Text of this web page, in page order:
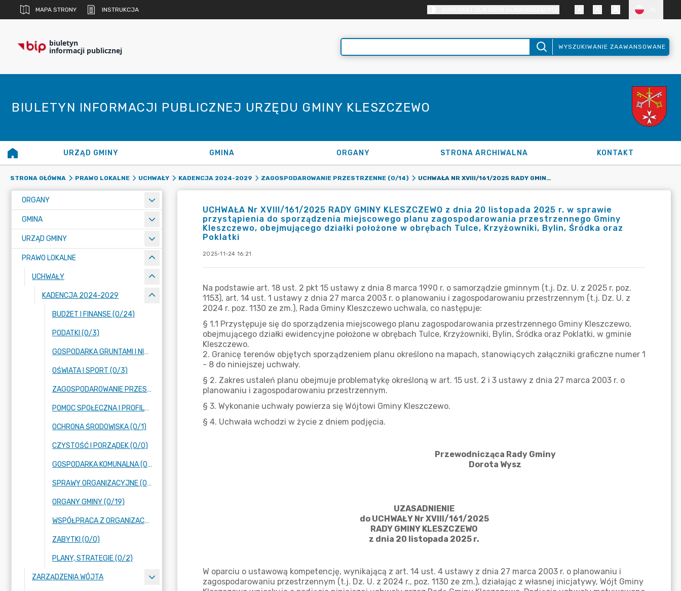
MAPA STRONY INSTRUKCJA
biuletyn
informacji publicznej WYSZUKIWANIE ZAAWANSOWANE
BIULETYN INFORMACJI PUBLICZNEJ URZĘDU GMINY KLESZCZEWO
URZĄD GMINY GMINA ORGANY STRONA ARCHIWALNA KONTAKT
STRONA GŁÓWNA PRAWO LOKALNE UCHWAŁY KADENCJA 2024-2029 ZAGOSPODAROWANIE PRZESTRZENNE (0/14) UCHWAŁA NR XVIII/161/2025 RADY GMINY KLESZCZEWO Z DNIA 20 LISTOPADA 2025 R. W SPRAWIE PRZYSTĄPIENIA DO SPORZĄDZENIA MIEJSCOWEGO PLANU ZAGOSPODAROWANIA PRZESTRZENNEGO GMINY KLESZCZEWO, OBEJMUJĄCEGO DZIAŁKI POŁOŻONE W OBRĘBACH TULCE, KRZYŻOWNIKI, BYLIN, ŚRÓDKA ORAZ POKLATKI
ORGANY
GMINA
URZĄD GMINY
PRAWO LOKALNE
UCHWAŁY
KADENCJA 2024-2029
BUDŻET I FINANSE (0/24)
PODATKI (0/3)
GOSPODARKA GRUNTAMI I NIERUCHOMOŚCIAMI (0/13)
OŚWIATA I SPORT (0/3)
ZAGOSPODAROWANIE PRZESTRZENNE (0/14)
POMOC SPOŁECZNA I PROFILAKTYKA UZALEŻNIEŃ (0/2)
OCHRONA ŚRODOWISKA (0/1)
CZYSTOŚĆ I PORZĄDEK (0/0)
GOSPODARKA KOMUNALNA (0/0)
SPRAWY ORGANIZACYJNE (0/18)
ORGANY GMINY (0/19)
WSPÓŁPRACA Z ORGANIZACJAMI POZARZĄDOWYMI (0/1)
ZABYTKI (0/0)
PLANY, STRATEGIE (0/2)
ZARZĄDZENIA WÓJTA
UCHWAŁA Nr XVIII/161/2025 RADY GMINY KLESZCZEWO z dnia 20 listopada 2025 r. w sprawie
przystąpienia do sporządzenia miejscowego planu zagospodarowania przestrzennego Gminy
Kleszczewo, obejmującego działki położone w obrębach Tulce, Krzyżowniki, Bylin, Śródka oraz
Poklatki
2025-11-24 16:21